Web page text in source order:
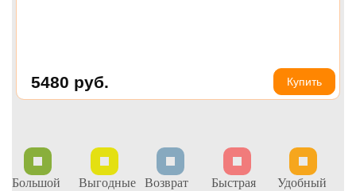
5480 руб. Купить
Большой
Выгодные
Возврат
Быстрая
Удобный